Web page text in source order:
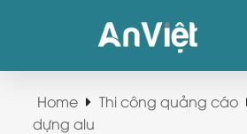
Home Thi công quảng cáo
dựng alu